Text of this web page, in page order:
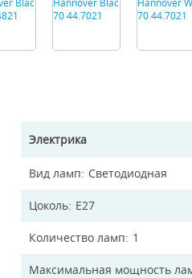
Электрика
Вид ламп Светодиодная
Цоколь E27
Количество ламп 1
Максимальная мощность